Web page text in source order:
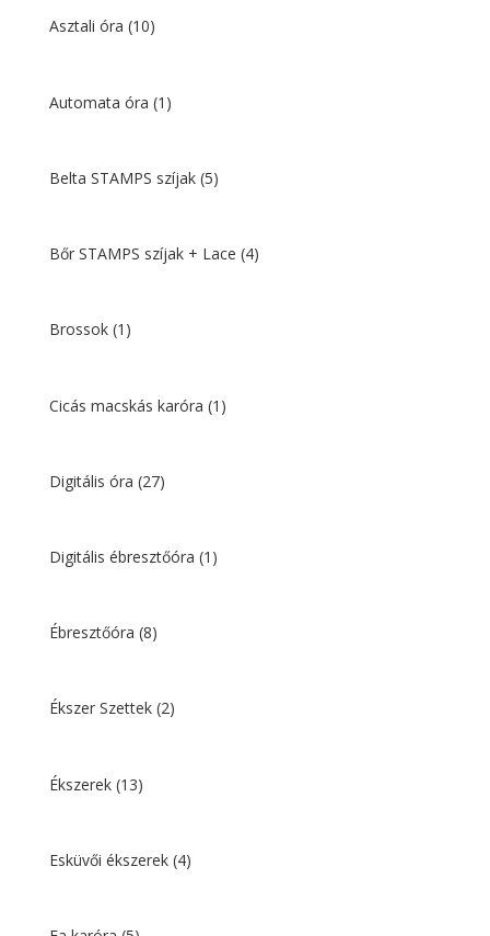
Asztali óra (10)
Automata óra (1)
Belta STAMPS szíjak (5)
Bőr STAMPS szíjak + Lace (4)
Brossok (1)
Cicás macskás karóra (1)
Digitális óra (27)
Digitális ébresztőóra (1)
Ébresztőóra (8)
Ékszer Szettek (2)
Ékszerek (13)
Esküvői ékszerek (4)